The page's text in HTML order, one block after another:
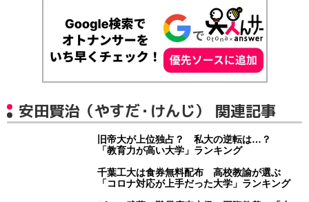
安田賢治（やすだ・けんじ） 関連記事
旧帝大が上位独占？ 私大の逆転は…？
「教育力が高い大学」ランキング
千葉工大は食券無料配布 高校教諭が選ぶ
「コロナ対応が上手だった大学」ランキング